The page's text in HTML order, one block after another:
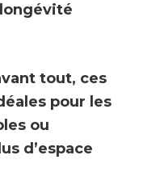
tout, ces
pour les
ou
d’espace